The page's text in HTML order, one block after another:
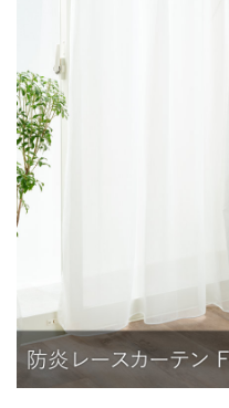
カーテンの仕上がり幅に対
山のヒダでつまみます。す
つまみです。
55～
140
6,050円
141～
200